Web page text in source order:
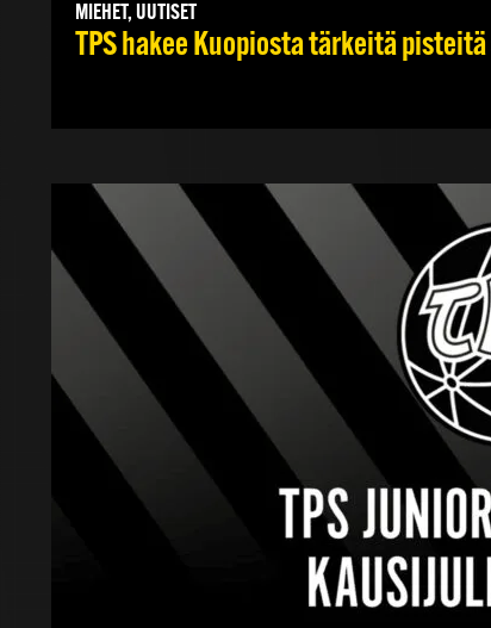
MIEHET, UUTISET
TPS hakee Kuopiosta tärkeitä